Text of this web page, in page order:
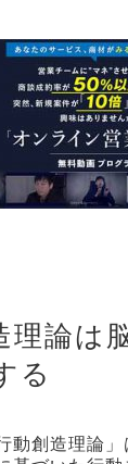
理論は
る
動創造理論」